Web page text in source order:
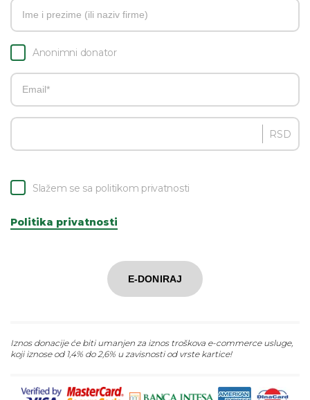
Anonimni donator
RSD
Slažem se sa politikom privatnosti
Politika privatnosti
E-DONIRAJ
Iznos donacije će biti umanjen za iznos troškova e-commerce usluge,
koji iznose od 1,4% do 2,6% u zavisnosti od vrste kartice!